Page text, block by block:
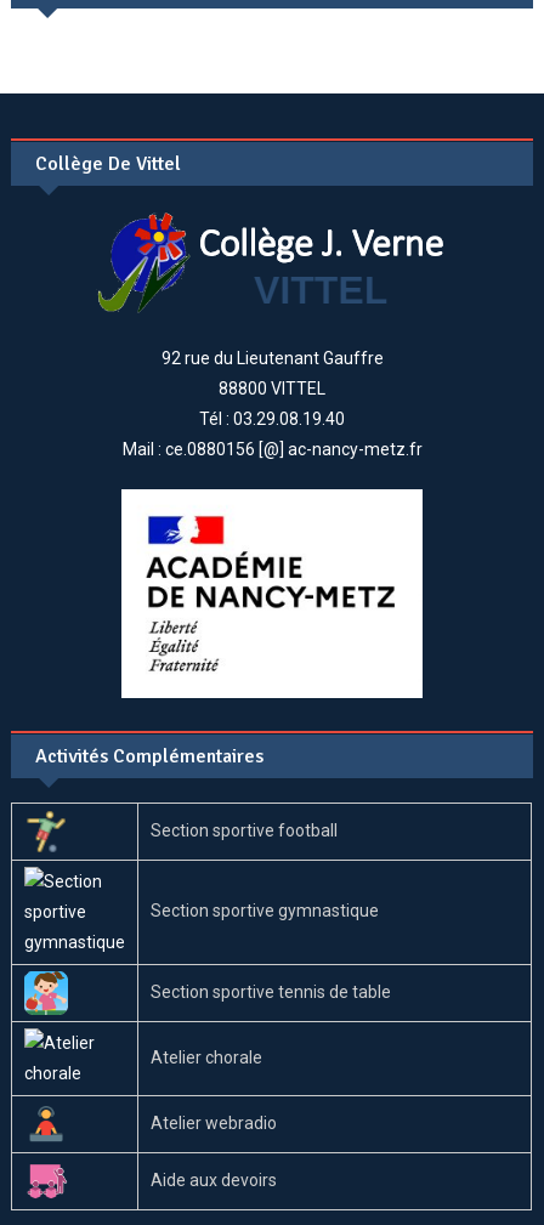
Collège De Vittel
92 rue du Lieutenant Gauffre
88800 VITTEL
Tél : 03.29.08.19.40
Mail : ce.0880156 [@] ac-nancy-metz.fr
Activités Complémentaires
Section sportive football
Section sportive gymnastique
Section sportive tennis de table
Atelier chorale
Atelier webradio
Aide aux devoirs